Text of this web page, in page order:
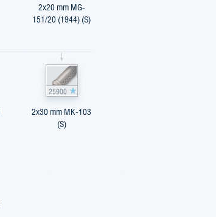
2x20 mm MG-
151/20 (1944) (S)
25900
2x30 mm MK-103
(S)